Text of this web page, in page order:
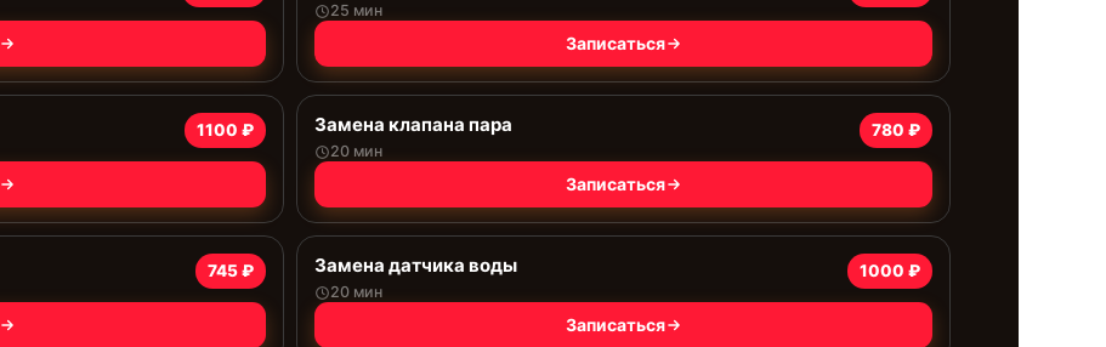
25 мин
Записаться
1100 ₽ Замена клапана пара
20 мин
780 ₽
Записаться
745 ₽ Замена датчика воды
20 мин
1000 ₽
Записаться